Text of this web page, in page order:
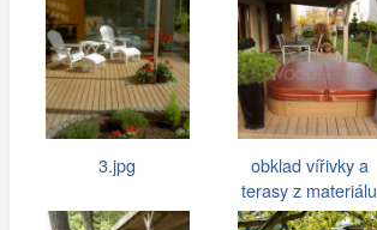
3.jpg
obklad vířivky a
terasy z materiálu
wpc…